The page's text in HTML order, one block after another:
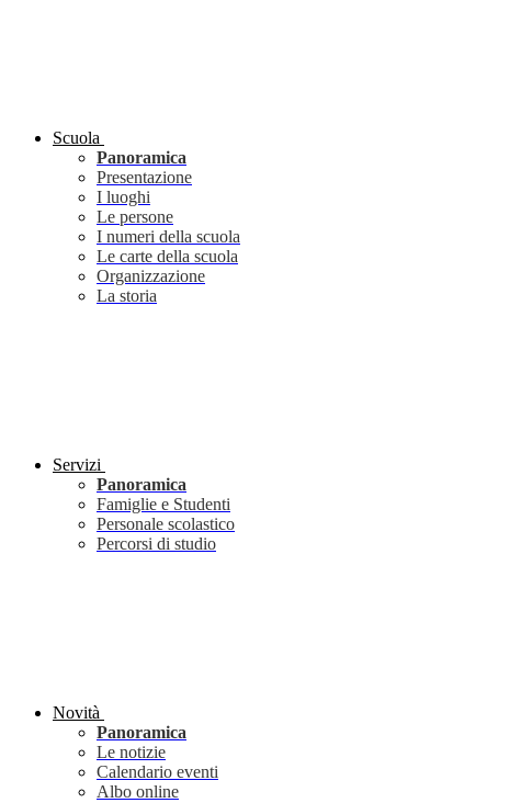
Scuola
Panoramica
Presentazione
I luoghi
Le persone
I numeri della scuola
Le carte della scuola
Organizzazione
La storia
Servizi
Panoramica
Famiglie e Studenti
Personale scolastico
Percorsi di studio
Novità
Panoramica
Le notizie
Calendario eventi
Albo online